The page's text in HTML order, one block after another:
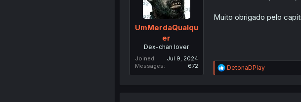
UmMerdaQualqu
er
Dex-chan lover
Joined
Jul 9, 2024
Messages
672
Muito obrigado pelo
R
e
DetonaDPlay